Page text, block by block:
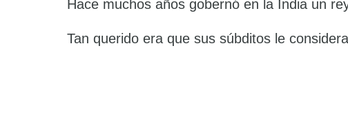
Hace muchos años gobernó en la India un
Tan querido era que sus súbditos le